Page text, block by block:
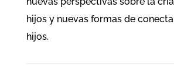
hijos y nuevas formas de
hijos.